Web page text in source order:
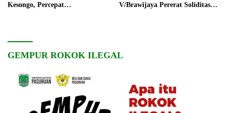
Kesongo, Percepat
V/Brawijaya Pererat Soliditas
GEMPUR ROKOK ILEGAL